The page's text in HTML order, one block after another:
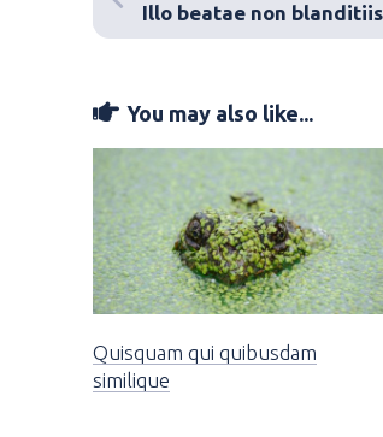
Illo beatae non
You may also like...
Quisquam qui quibusdam
similique